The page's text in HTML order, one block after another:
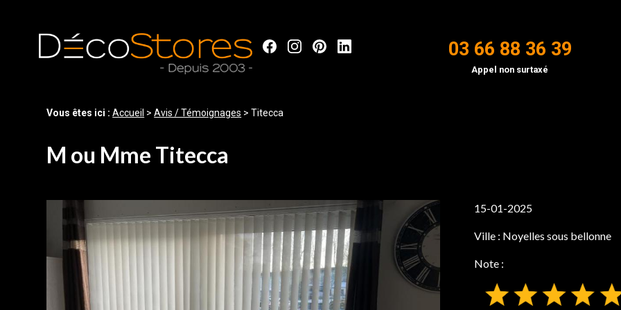
03 66 88 36 39
Appel non surtaxé
Vous êtes ici :Accueil >Avis / Témoignages >Titecca
M ou Mme Titecca
15-01-2025
Ville : Noyelles sous bellonne
Note :